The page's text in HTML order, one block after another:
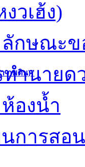
ภพดิน)”
วเฮ้ง)
ลักษณะ
ำนายด
องน้ำ
นการส